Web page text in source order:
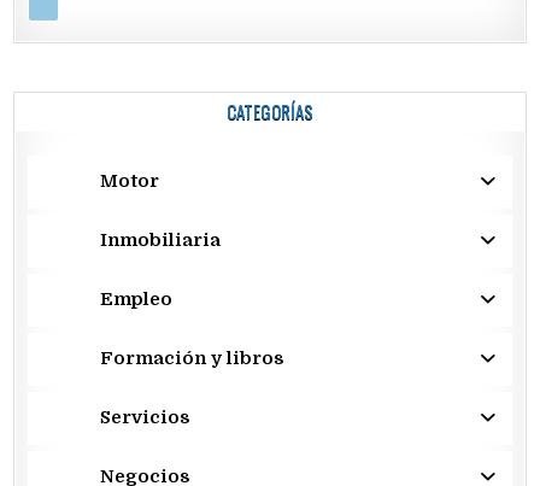
CATEGORÍAS
Motor
Inmobiliaria
Empleo
Formación y libros
Servicios
Negocios